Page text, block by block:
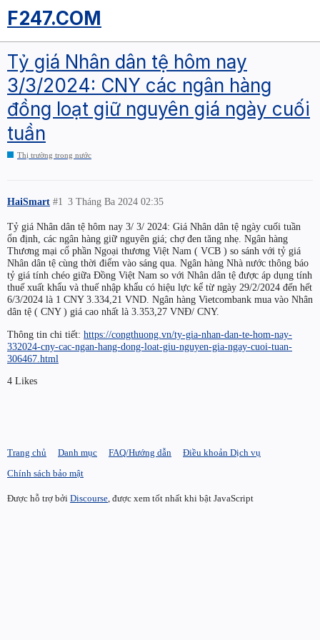
F247.COM
Tỷ giá Nhân dân tệ hôm nay
3/3/2024: CNY các ngân hàng
đồng loạt giữ nguyên giá ngày cuối
tuần
Thị trường trong nước
HaiSmart 3 Tháng Ba 2024 02:35
#1
Tỷ giá Nhân dân tệ hôm nay 3/ 3/ 2024: Giá Nhân dân tệ ngày cuối tuần
ổn định, các ngân hàng giữ nguyên giá; chợ đen tăng nhẹ. Ngân hàng
Thương mại cổ phần Ngoại thương Việt Nam ( VCB ) so sánh với tỷ giá
Nhân dân tệ cùng thời điểm vào sáng qua. Ngân hàng Nhà nước thông báo
tỷ giá tính chéo giữa Đồng Việt Nam so với Nhân dân tệ được áp dụng tính
thuế xuất khẩu và thuế nhập khẩu có hiệu lực kể từ ngày 29/2/2024 đến hết
6/3/2024 là 1 CNY 3.334,21 VND. Ngân hàng Vietcombank mua vào Nhân
dân tệ ( CNY ) giá cao nhất là 3.353,27 VNĐ/ CNY.
Thông tin chi tiết: https://congthuong.vn/ty-gia-nhan-dan-te-hom-nay-
332024-cny-cac-ngan-hang-dong-loat-giu-nguyen-gia-ngay-cuoi-tuan-
306467.html
4 Likes
Trang chủ Danh mục FAQ/Hướng dẫn
Điều khoản Dịch vụ
Chính sách bảo mật
Được hỗ trợ bởi Discourse, được xem tốt nhất khi bật JavaScript